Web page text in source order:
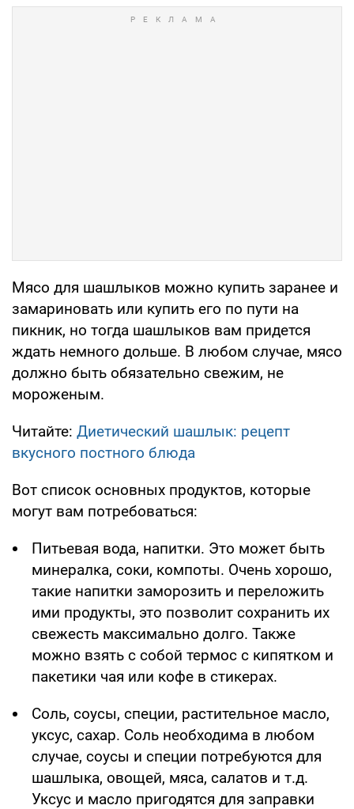
Мясо для шашлыков можно купить заранее и
замариновать или купить его по пути на
пикник, но тогда шашлыков вам придется
ждать немного дольше. В любом случае, мясо
должно быть обязательно свежим, не
мороженым.
Читайте: Диетический шашлык: рецепт
вкусного постного блюда
Вот список основных продуктов, которые
могут вам потребоваться:
Питьевая вода, напитки. Это может быть
минералка, соки, компоты. Очень хорошо,
такие напитки заморозить и переложить
ими продукты, это позволит сохранить их
свежесть максимально долго. Также
можно взять с собой термос с кипятком и
пакетики чая или кофе в стикерах.
Соль, соусы, специи, растительное масло,
уксус, сахар. Соль необходима в любом
случае, соусы и специи потребуются для
шашлыка, овощей, мяса, салатов и т.д.
Уксус и масло пригодятся для заправки